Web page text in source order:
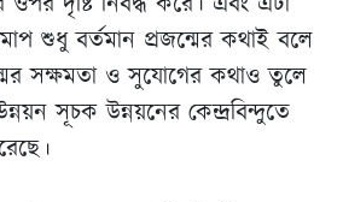
শুধু বর্তমান প্রজন্মের কথাই বলে
সক্ষমতা ও সুযোগের কথাও তুলে
সূচক উন্নয়নের কেন্দ্রবিন্দুতে